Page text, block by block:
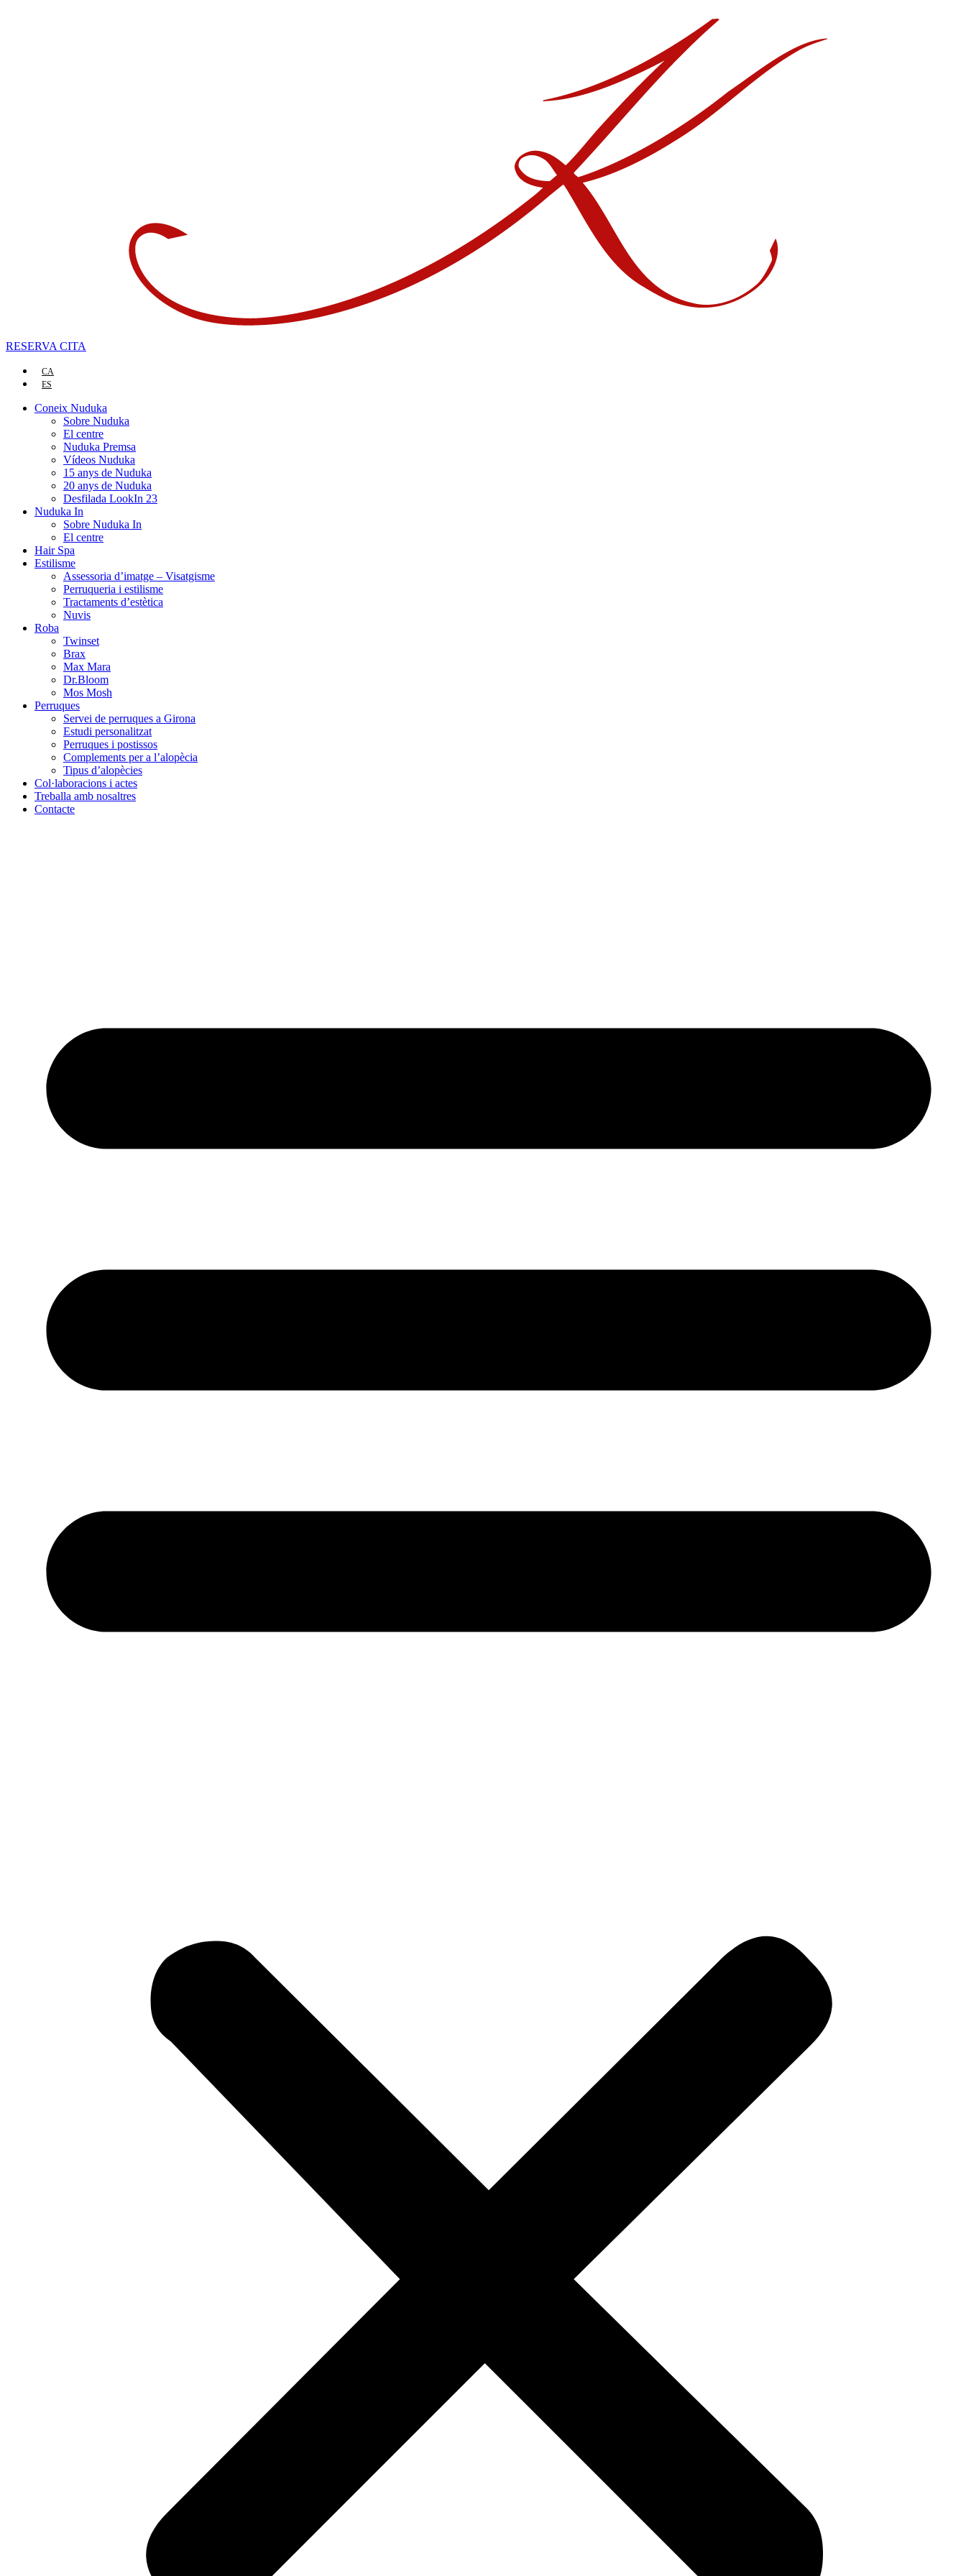
RESERVA CITA
CA
ES
Coneix Nuduka
Sobre Nuduka
El centre
Nuduka Premsa
Vídeos Nuduka
15 anys de Nuduka
20 anys de Nuduka
Desfilada LookIn 23
Nuduka In
Sobre Nuduka In
El centre
Hair Spa
Estilisme
Assessoria d’imatge – Visatgisme
Perruqueria i estilisme
Tractaments d’estètica
Nuvis
Roba
Twinset
Brax
Max Mara
Dr.Bloom
Mos Mosh
Perruques
Servei de perruques a Girona
Estudi personalitzat
Perruques i postissos
Complements per a l’alopècia
Tipus d’alopècies
Col·laboracions i actes
Treballa amb nosaltres
Contacte